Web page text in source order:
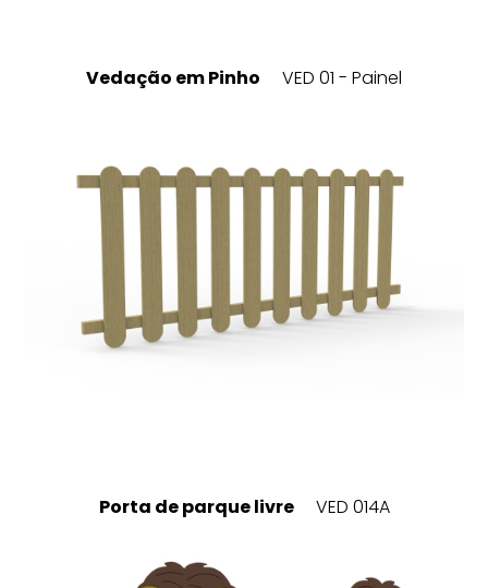
Vedação em Pinho VED 01 - Painel
Porta de parque livre VED 014A